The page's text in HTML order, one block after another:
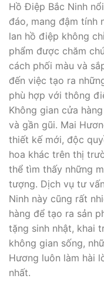
Hồ Điệp Bắc Ninh
đáo, mang đậm tính
lan hồ điệp không
phẩm được chăm
cách phối màu và
đến việc tạo ra
phù hợp với thông
Không gian cửa
và gần gũi. Mai
thiết kế mới, độc
hoa khác trên thị
thể tìm thấy những
tượng. Dịch vụ tư
Ninh này cũng rất
hàng để tạo ra sản
tặng sinh nhật, khai
không gian sống,
Hương luôn làm hài
nhất.